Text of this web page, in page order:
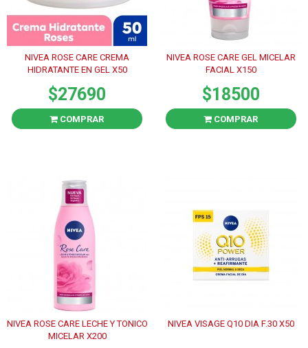
NIVEA ROSE CARE CREMA
HIDRATANTE EN GEL X50
$27690
COMPRAR
NIVEA ROSE CARE GEL MICELAR
FACIAL X150
$18500
COMPRAR
NIVEA ROSE CARE LECHE Y TONICO
MICELAR X200
NIVEA VISAGE Q10 DIA F.30 X50